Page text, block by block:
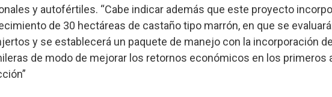
y autofértiles. “Cabe indicar además que este proyecto
de 30 hectáreas de castaño tipo marrón, en que se
y se establecerá un paquete de manejo con la incorporación
de modo de mejorar los retornos económicos en los primeros